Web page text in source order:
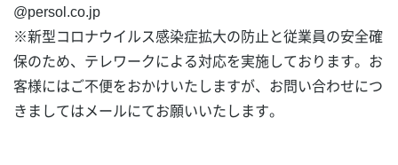
@persol.co.jp
※新型コロナウイルス感染症拡大の防止と従業員の安全確
保のため、テレワークによる対応を実施しております。お
客様にはご不便をおかけいたしますが、お問い合わせにつ
きましてはメールにてお願いいたします。